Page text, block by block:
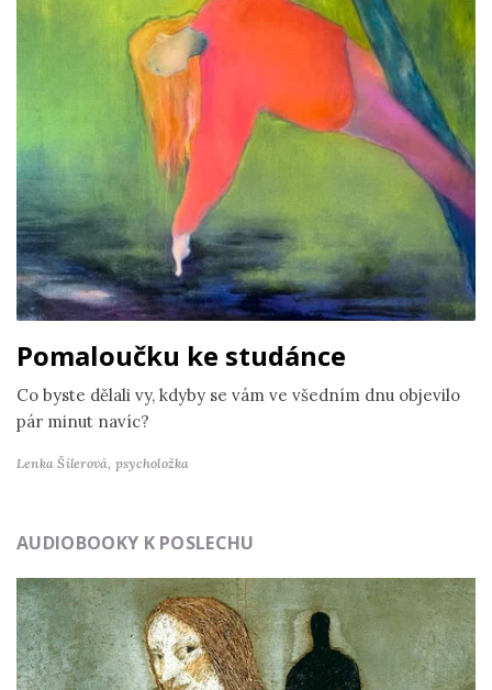
Pomaloučku ke studánce
Co byste dělali vy, kdyby se vám ve všedním dnu objevilo
pár minut navíc?
Lenka Šilerová, psycholožka
AUDIOBOOKY K POSLECHU